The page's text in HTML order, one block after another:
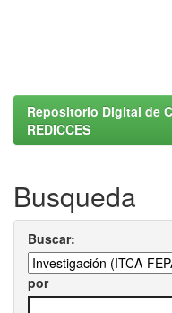
Repositorio Digital de
REDICCES
Busqueda
Buscar:
por